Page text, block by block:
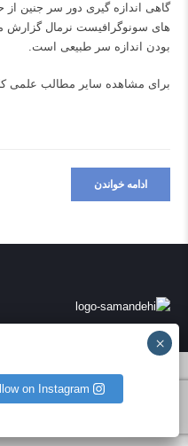
گاهی اندازه گیری دور سر جنین
های سونوگرافیست نرمال گزارش
بودن اندازه سر طبیعی است.
برای مشاهده سایر مطالب علمی
ادامه خواندن
on Instagram